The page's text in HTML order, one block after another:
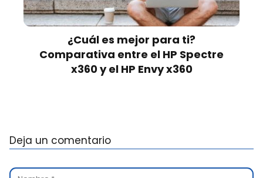
¿Cuál es mejor para ti?
Comparativa entre el HP Spectre
x360 y el HP Envy x360
Deja un comentario